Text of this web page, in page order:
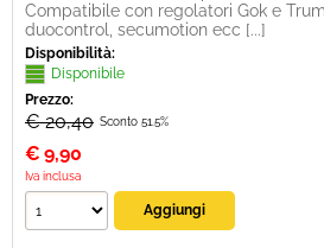
Compatibile con regolatori Gok e
duocontrol, secumotion ecc [...]
Disponibilità:
Disponibile
Prezzo:
€ 20,40 Sconto 51.5%
€ 9,90
Iva inclusa